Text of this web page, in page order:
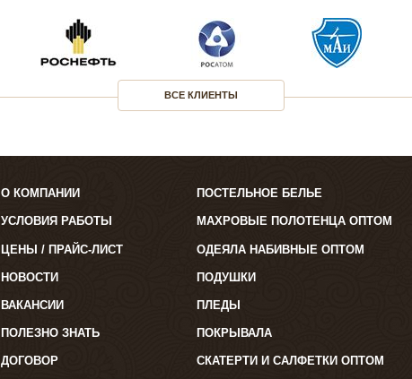
ВСЕ КЛИЕНТЫ
О КОМПАНИИ
УСЛОВИЯ РАБОТЫ
ЦЕНЫ / ПРАЙС-ЛИСТ
НОВОСТИ
ВАКАНСИИ
ПОЛЕЗНО ЗНАТЬ
ДОГОВОР
ПОСТЕЛЬНОЕ БЕЛЬЕ
МАХРОВЫЕ ПОЛОТЕНЦА ОПТОМ
ОДЕЯЛА НАБИВНЫЕ ОПТОМ
ПОДУШКИ
ПЛЕДЫ
ПОКРЫВАЛА
СКАТЕРТИ И САЛФЕТКИ ОПТОМ